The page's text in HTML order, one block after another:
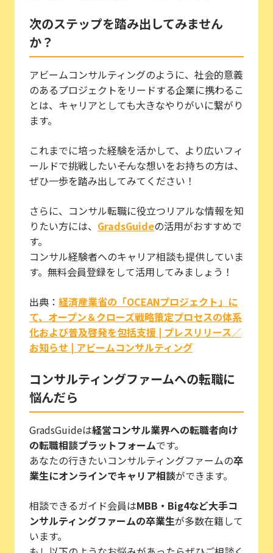
次のステップを踏み出してみません
か？
アビームコンサルティングのように、社会的意義
のあるプロジェクトをリードする企業に携わるこ
とは、キャリアとしても大きなやりがいに繋がり
ます。
これまでに培った経験を活かして、より広いフィ
ールドで挑戦したい――そんな想いをお持ちの方は、
ぜひ一歩を踏み出してみてください！
さらに、コンサル転職に役立つリアルな情報を知
りたい方には、 GradsGuideの活用がおすすめで
す。
コンサル経験者へのキャリア相談も提供していま
す。無料会員登録をして活用してみましょう！
出典： 経済産業省の「OCEANプロジェクト」に
て、オープン＆クローズ戦略策定プロセスの体系
化および普及啓発を包括支援 | プレスリリース／
お知らせ | アビームコンサルティング
コンサルティングファームへの転職に
悩んだら
GradsGuideは経営コンサル業界への転職者向け
の転職相談プラットフォームです。
あなたの行きたいコンサルティングファームの卒
業生にオンラインでキャリア相談ができます。
相談できるガイド会員はMBB・Big4など大手コ
ンサルティングファームの卒業生が多数在籍して
います。